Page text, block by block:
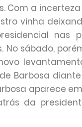
Com a incerteza
vinha
nas
No sábado,
Barbosa
aparece
da